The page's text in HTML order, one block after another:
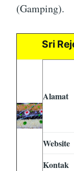
(Gamping).
Sri
Alamat
Website
Kontak